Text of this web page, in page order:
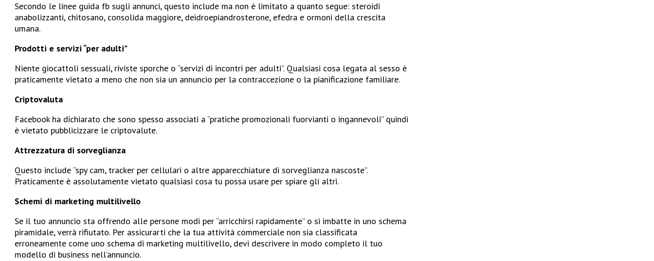
Secondo le linee guida fb sugli annunci, questo include ma non è limitato a quanto segue: steroidi
anabolizzanti, chitosano, consolida maggiore, deidroepiandrosterone, efedra e ormoni della crescita
umana.
Prodotti e servizi “per adulti”
Niente giocattoli sessuali, riviste sporche o “servizi di incontri per adulti”. Qualsiasi cosa legata al sesso è
praticamente vietato a meno che non sia un annuncio per la contraccezione o la pianificazione familiare.
Criptovaluta
Facebook ha dichiarato che sono spesso associati a “pratiche promozionali fuorvianti o ingannevoli” quindi
è vietato pubblicizzare le criptovalute.
Attrezzatura di sorveglianza
Questo include “spy cam, tracker per cellulari o altre apparecchiature di sorveglianza nascoste”.
Praticamente è assolutamente vietato qualsiasi cosa tu possa usare per spiare gli altri.
Schemi di marketing multilivello
Se il tuo annuncio sta offrendo alle persone modi per “arricchirsi rapidamente” o si imbatte in uno schema
piramidale, verrà rifiutato. Per assicurarti che la tua attività commerciale non sia classificata
erroneamente come uno schema di marketing multilivello, devi descrivere in modo completo il tuo
modello di business nell’annuncio.